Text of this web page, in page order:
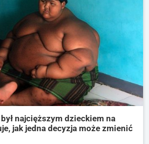
najcięższym dzieckiem na
jak jedna decyzja może zmienić